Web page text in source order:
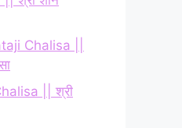
Chalisa ||
|| श्री